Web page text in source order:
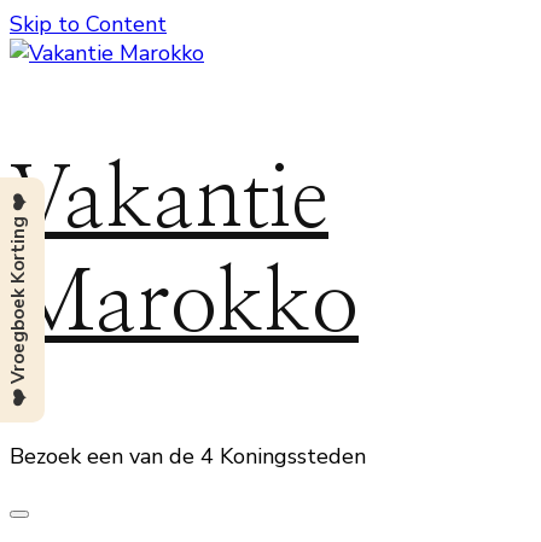
Skip to Content
Vakantie
Marokko
Bezoek een van de 4 Koningssteden
❤️ Vroegboek Korting ❤️